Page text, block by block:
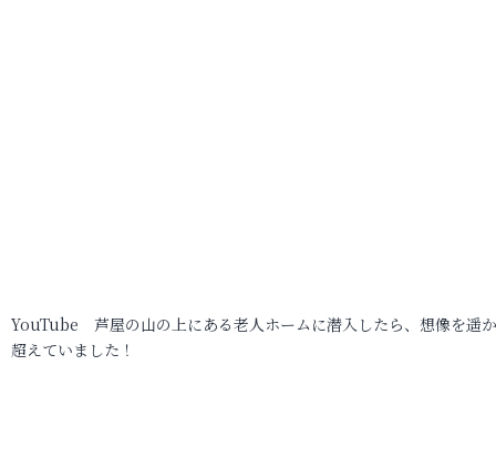
YouTube 芦屋の山の上にある老人ホームに潜入したら、想像を遥
超えていました！